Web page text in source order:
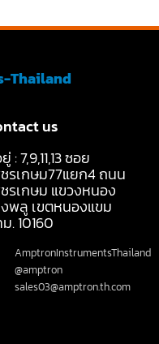
Thailand
us
: 7,9,11,13 ซอย
รเกษม77แยก4 ถนน
รเกษม แขวงหนอง
พลู เขตหนองแขม
. 10160
AmptronInstrumentsThailand
@amptron
sales03@amptron.th.com